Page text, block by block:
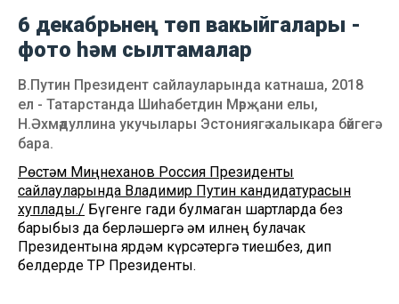
6 декабрьнең төп вакыйгалары -
фото һәм сылтамалар
В.Путин Президент сайлауларында катнаша, 2018
ел - Татарстанда Шиһабетдин Мәрҗани елы,
Н.Әхмәдуллина укучылары Эстониягә халыкара бәйгегә
бара.
Рөстәм Миңнеханов Россия Президенты
сайлауларында Владимир Путин кандидатурасын
хуплады./ Бүгенге гади булмаган шартларда без
барыбыз да берләшергә һәм илнең булачак
Президентына ярдәм күрсәтергә тиешбез, дип
белдерде ТР Президенты.